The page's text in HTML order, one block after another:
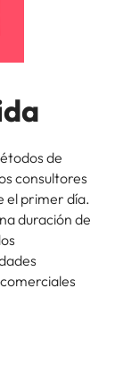
de
consultores
el primer día.
duración de